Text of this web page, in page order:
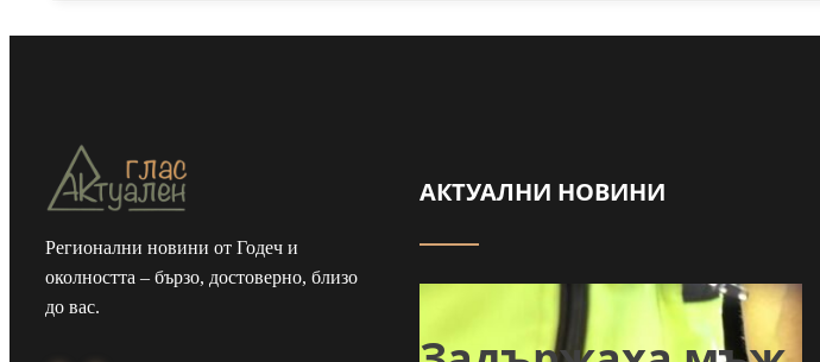
Регионални новини от Годеч и
околността – бързо, достоверно, близо
до вас.
АКТУАЛНИ НОВИНИ
Майка и дъщеря